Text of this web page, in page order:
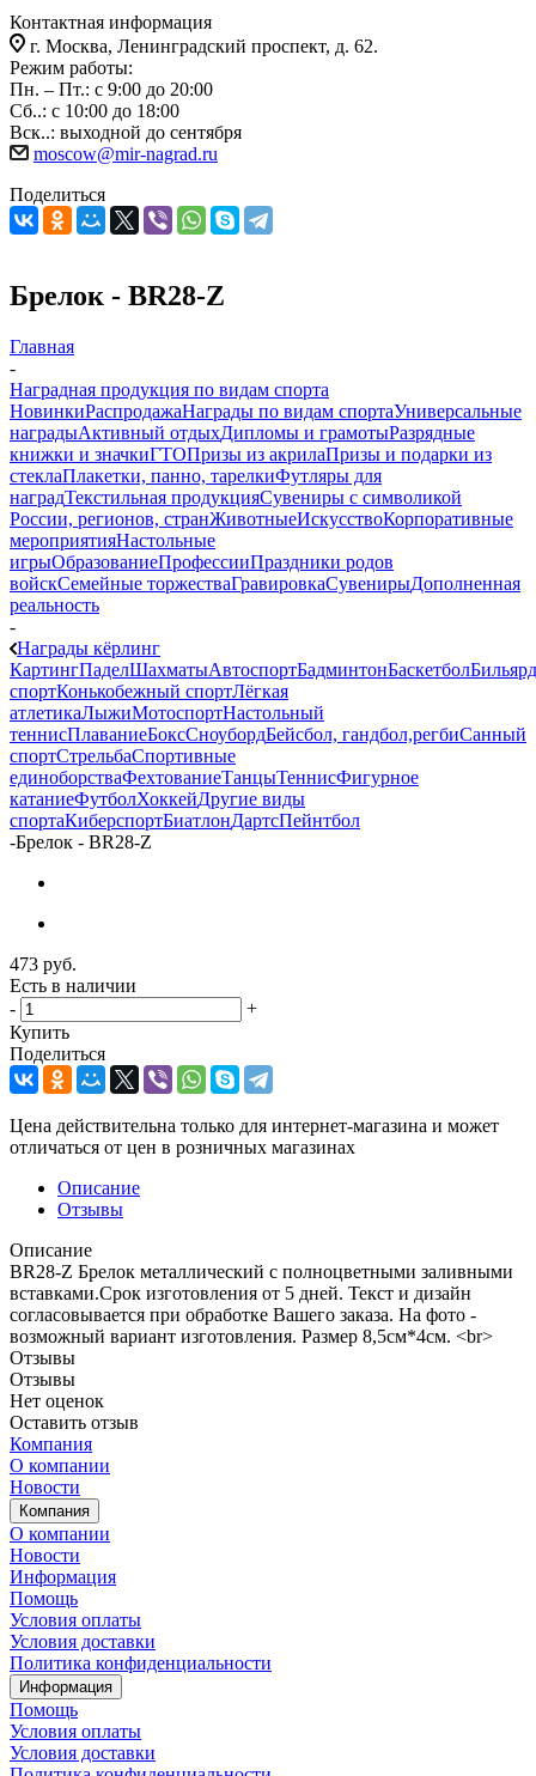
Контактная информация
г. Москва, Ленинградский проспект, д. 62.
Режим работы:
Пн. – Пт.: с 9:00 до 20:00
Сб..: с 10:00 до 18:00
Вск..: выходной до сентября
moscow@mir-nagrad.ru
Поделиться
Брелок - BR28-Z
Главная
-
Наградная продукция по видам спорта
НовинкиРаспродажаНаграды по видам спортаУниверсальные
наградыАктивный отдыхДипломы и грамотыРазрядные
книжки и значкиГТОПризы из акрилаПризы и подарки из
стеклаПлакетки, панно, тарелкиФутляры для
наградТекстильная продукцияСувениры с символикой
России, регионов, странЖивотныеИскусствоКорпоративные
мероприятияНастольные
игрыОбразованиеПрофессииПраздники родов
войскСемейные торжестваГравировкаСувенирыДополненная
реальность
-
Награды кёрлинг
КартингПаделШахматыАвтоспортБадминтонБаскетболБильярд
спортКонькобежный спортЛёгкая
атлетикаЛыжиМотоспортНастольный
теннисПлаваниеБоксСноубордБейсбол, гандбол,регбиСанный
спортСтрельбаСпортивные
единоборстваФехтованиеТанцыТеннисФигурное
катаниеФутболХоккейДругие виды
спортаКиберспортБиатлонДартсПейнтбол
-Брелок - BR28-Z
473 руб.
Есть в наличии
-
+
Купить
Поделиться
Цена действительна только для интернет-магазина и может
отличаться от цен в розничных магазинах
Описание
Отзывы
Описание
BR28-Z Брелок металлический с полноцветными заливными
вставками.Срок изготовления от 5 дней. Текст и дизайн
согласовывается при обработке Вашего заказа. На фото -
возможный вариант изготовления. Размер 8,5см*4см. <br>
Отзывы
Отзывы
Нет оценок
Оставить отзыв
Компания
О компании
Новости
Компания
О компании
Новости
Информация
Помощь
Условия оплаты
Условия доставки
Политика конфиденциальности
Информация
Помощь
Условия оплаты
Условия доставки